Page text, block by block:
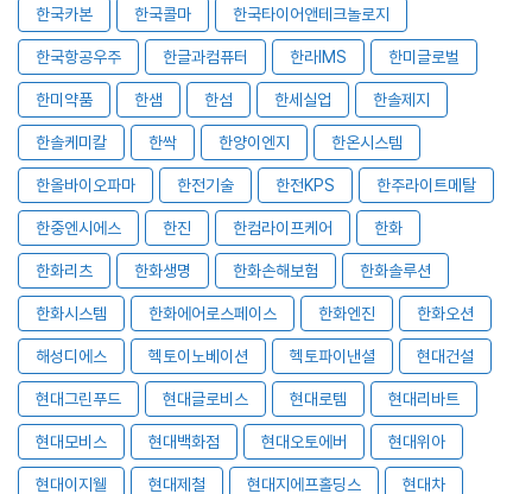
한국카본 한국콜마 한국타이어앤테크놀로지
한국항공우주 한글과컴퓨터 한라IMS 한미글로벌
한미약품 한샘 한섬 한세실업 한솔제지
한솔케미칼 한싹 한양이엔지 한온시스템
한올바이오파마 한전기술 한전KPS 한주라이트메탈
한중엔시에스 한진 한컴라이프케어 한화
한화리츠 한화생명 한화손해보험 한화솔루션
한화시스템 한화에어로스페이스 한화엔진 한화오션
해성디에스 헥토이노베이션 헥토파이낸셜 현대건설
현대그린푸드 현대글로비스 현대로템 현대리바트
현대모비스 현대백화점 현대오토에버 현대위아
현대이지웰 현대제철 현대지에프홀딩스 현대차